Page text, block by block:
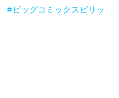
ビッグコミックスピリッ